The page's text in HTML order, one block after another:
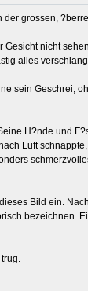
grossen,
nicht
alles
sein Geschrei,
H?nde und
Luft
Bild ein.
bezeichnen.